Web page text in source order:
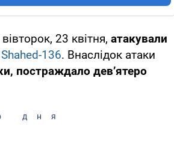
23 квітня, атакували
Shahed-136. Внаслідок атаки
постраждало дев’ятеро
дня